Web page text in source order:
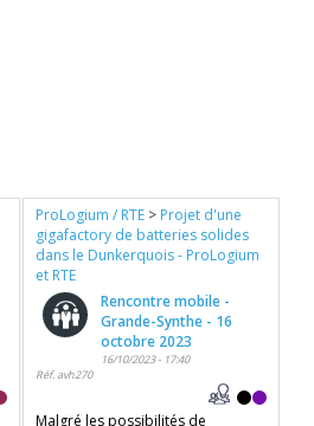
ProLogium / RTE > Projet d'une
gigafactory de batteries solides
dans le Dunkerquois - ProLogium
et RTE
Rencontre mobile -
Grande-Synthe - 16
octobre 2023
16/10/2023 - 17:40
Réf. avh270
Malgré les possibilités de